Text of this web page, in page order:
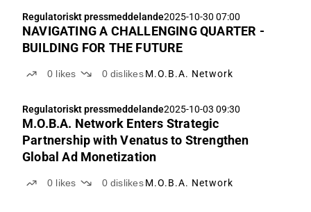
Regulatoriskt pressmeddelande2025-10-30 07:00
NAVIGATING A CHALLENGING QUARTER -
BUILDING FOR THE FUTURE
0 likes 0 dislikes M.O.B.A. Network
Regulatoriskt pressmeddelande2025-10-03 09:30
M.O.B.A. Network Enters Strategic
Partnership with Venatus to Strengthen
Global Ad Monetization
0 likes 0 dislikes M.O.B.A. Network